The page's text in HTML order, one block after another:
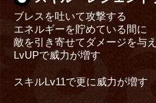
ブレスを吐いて攻撃する
エネルギーを貯めている間に
敵を引き寄せてダメージを与
LvUPで威力が増す
スキルLv11で更に威力が増す